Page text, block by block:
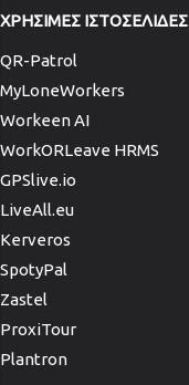
ΧΡΗΣΙΜΕΣ ΙΣΤΟΣΕΛΙΔΕΣ
QR-Patrol
MyLoneWorkers
Workeen AI
WorkORLeave HRMS
GPSlive.io
LiveAll.eu
Kerveros
SpotyPal
Zastel
ProxiTour
Plantron